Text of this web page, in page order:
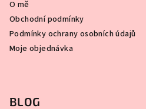
O mě
Obchodní podmínky
Podmínky ochrany osobních údajů
Moje objednávka
BLOG